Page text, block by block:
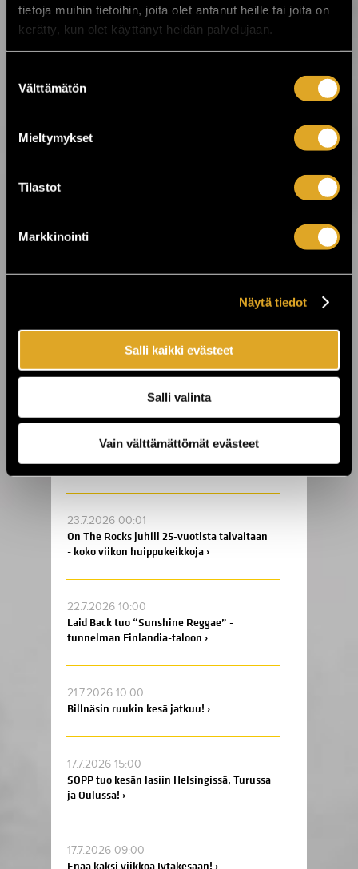
tietoja muihin tietoihin, joita olet antanut heille tai joita on
kerätty, kun olet käyttänyt heidän palvelujaan.
valinta
Välttämätön
Mieltymykset
Tilastot
Markkinointi
Näytä tiedot
Salli kaikki evästeet
Salli valinta
Vain välttämättömät evästeet
7.8.2026 00:01
Festarikesä käy kuumana! ›
5.8.2026 19:33
VILLIT ensi-ilta lähestyy: Koe
3.8.2026 10:15
varmista paikkasi eurotaistoon nyt! ›
KuPS vastaan Sabah Kuopion Väre
Areenalla! ›
23.7.2026 00:01
On The Rocks juhlii 25-vuotista taivaltaan
- koko viikon huippukeikkoja ›
22.7.2026 10:00
Laid Back tuo “Sunshine Reggae” -
tunnelman Finlandia-taloon ›
21.7.2026 10:00
Billnäsin ruukin kesä jatkuu! ›
17.7.2026 15:00
SOPP tuo kesän lasiin Helsingissä, Turussa
ja Oulussa! ›
17.7.2026 09:00